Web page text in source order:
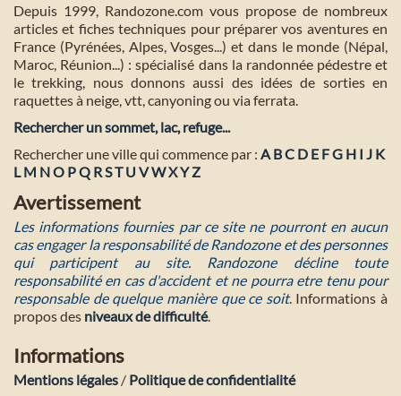
Depuis 1999, Randozone.com vous propose de nombreux
articles et fiches techniques pour préparer vos aventures en
France (Pyrénées, Alpes, Vosges...) et dans le monde (Népal,
Maroc, Réunion...) : spécialisé dans la randonnée pédestre et
le trekking, nous donnons aussi des idées de sorties en
raquettes à neige, vtt, canyoning ou via ferrata.
Rechercher un sommet, lac, refuge...
Rechercher une ville qui commence par : A BC D E FG H I J K
L M NO PQ RST U VWXYZ
Avertissement
Les informations fournies par ce site ne pourront en aucun
cas engager la responsabilité de Randozone et des personnes
qui participent au site. Randozone décline toute
responsabilité en cas d'accident et ne pourra etre tenu pour
responsable de quelque manière que ce soit. Informations à
propos des niveaux de difficulté.
Informations
Mentions légales / Politique de confidentialité